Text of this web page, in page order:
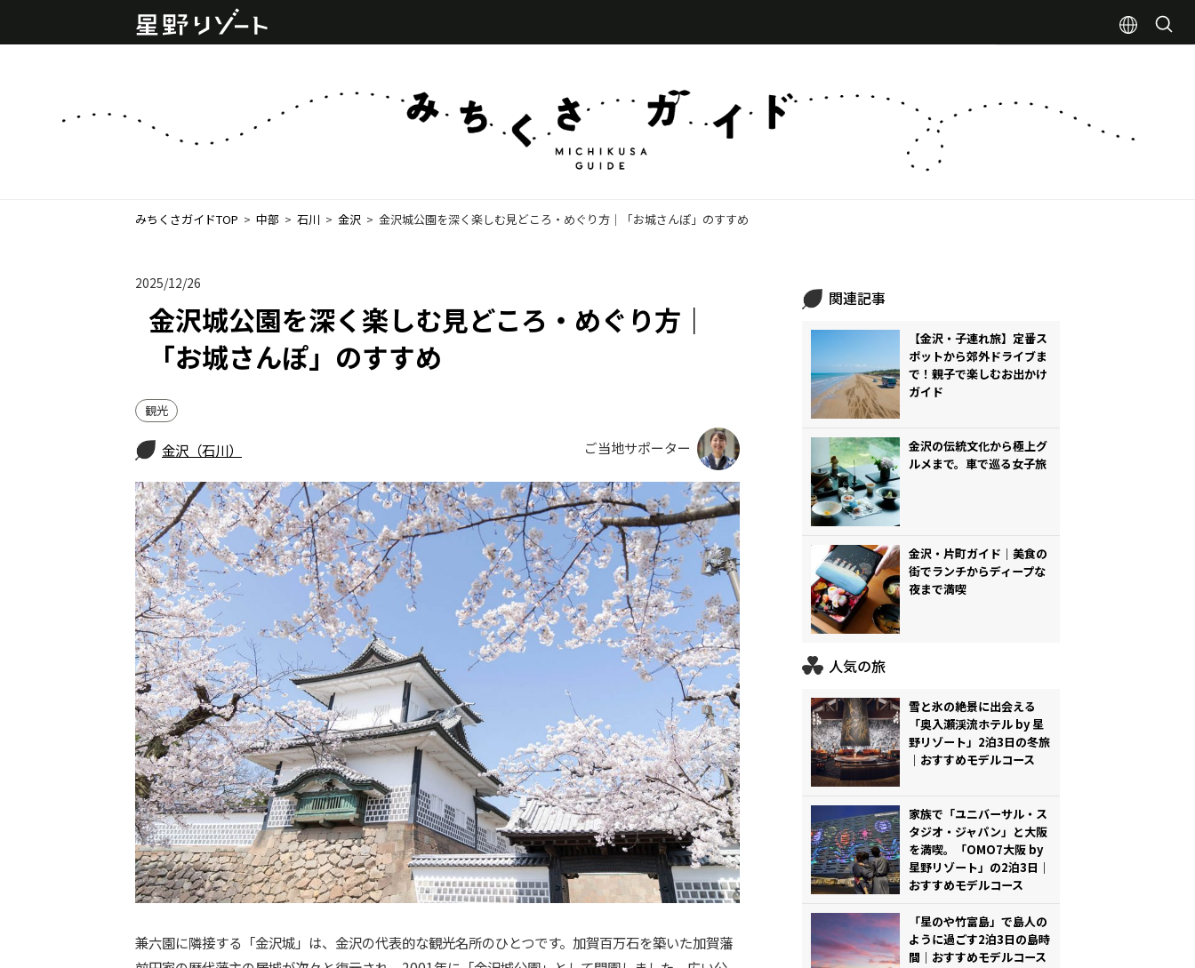
みちくさガイドTOP > 中部 > 石川 > 金沢 > 金沢城公園を深く楽しむ見どころ・めぐり方｜「お城さんぽ」のすすめ
2025/12/26
金沢城公園を深く楽しむ見どころ・めぐり方｜
「お城さんぽ」のすすめ
観光
金沢（石川） ご当地サポーター
兼六園に隣接する「金沢城」は、金沢の代表的な観光名所のひとつです。加賀百万石を築いた加賀藩
関連記事
【金沢・子連れ旅】定番ス
ポットから郊外ドライブま
で！親子で楽しむお出かけ
ガイド
金沢の伝統文化から極上グ
ルメまで。車で巡る女子旅
金沢・片町ガイド｜美食の
街でランチからディープな
夜まで満喫
人気の旅
雪と氷の絶景に出会える
「奥入瀬渓流ホテル by 星
野リゾート」2泊3日の冬旅
｜おすすめモデルコース
家族で「ユニバーサル・ス
タジオ・ジャパン」と大阪
を満喫。「OMO7大阪 by
星野リゾート」の2泊3日｜
おすすめモデルコース
「星のや竹富島」で島人の
ように過ごす2泊3日の島時
間｜おすすめモデルコース